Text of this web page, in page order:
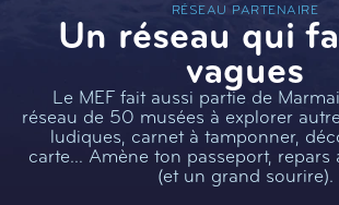
RÉSEAU PARTENAIRE
Un réseau qui
vagues
Le MEF fait aussi partie de
réseau de 50 musées à explorer
ludiques, carnet à tamponner,
carte… Amène ton passeport, repars
(et un grand sourire).